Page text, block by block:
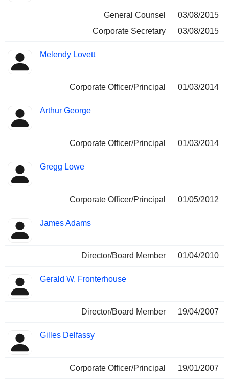
General Counsel
03/08/2015
Corporate Secretary
03/08/2015
Melendy Lovett
Corporate Officer/Principal 01/03/2014
Arthur George
Corporate Officer/Principal 01/03/2014
Gregg Lowe
Corporate Officer/Principal 01/05/2012
James Adams
Director/Board Member 01/04/2010
Gerald W. Fronterhouse
Director/Board Member 19/04/2007
Gilles Delfassy
Corporate Officer/Principal 19/01/2007